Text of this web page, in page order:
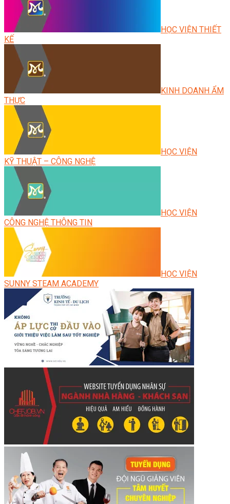
HỌC VIỆN THIẾT
KẾ
KINH DOANH ẨM
THỰC
HỌC VIỆN
KỸ THUẬT – CÔNG NGHỆ
HỌC VIỆN
CÔNG NGHỆ THÔNG TIN
HỌC VIỆN
SUNNY STEAM ACADEMY